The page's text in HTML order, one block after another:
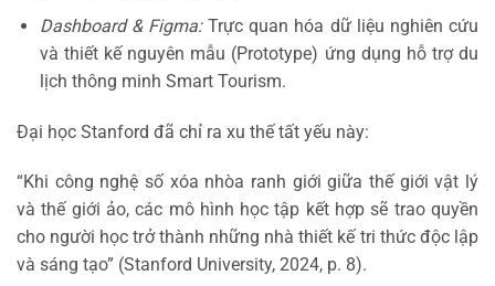
Dashboard & Figma:Trực quan hóa dữ liệu nghiên cứu
và thiết kế nguyên mẫu (Prototype) ứng dụng hỗ trợ du
lịch thông minh Smart Tourism.
Đại học Stanford đã chỉ ra xu thế tất yếu này:
“Khi công nghệ số xóa nhòa ranh giới giữa thế giới vật lý
và thế giới ảo, các mô hình học tập kết hợp sẽ trao quyền
cho người học trở thành những nhà thiết kế tri thức độc lập
và sáng tạo” (Stanford University, 2024, p. 8).